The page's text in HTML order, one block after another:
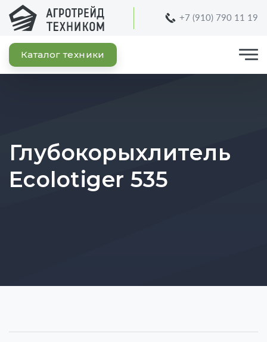
+7 (910) 790 11 19
Каталог техники
Глубокорыхлитель
Ecolotiger 535